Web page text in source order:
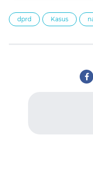
dprd Kasus